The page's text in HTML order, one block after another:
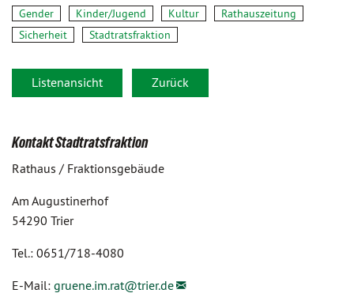
Gender Kinder/Jugend Kultur
Rathauszeitung
Sicherheit
Stadtratsfraktion
Listenansicht Zurück
Kontakt Stadtratsfraktion
Rathaus / Fraktionsgebäude
Am Augustinerhof
54290 Trier
Tel.: 0651/718-4080
E-Mail: gruene.im.rat@trier.de